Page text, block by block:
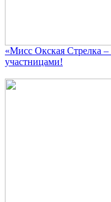
«Мисс Окская Стрелка –
участницами!